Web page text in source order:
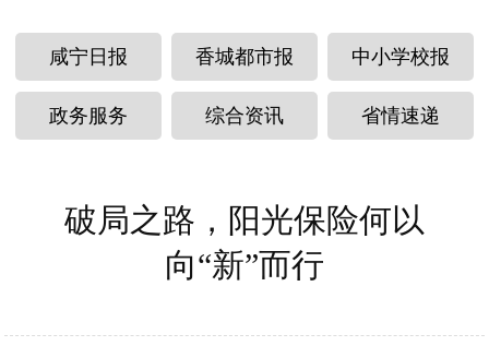
咸宁日报 香城都市报 中小学校报
政务服务 综合资讯 省情速递
破局之路，阳光保险何以
向“新”而行